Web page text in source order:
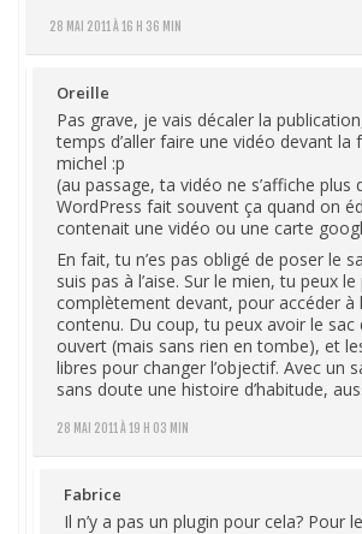
28 MAI 2011 À 16 H 36 MIN
Oreille
28 MAI 2011 À 19 H 03 MIN
Pas grave, je vais décaler la
temps d’aller faire une vidéo devant la
michel :p
(au passage, ta vidéo ne s’affiche plus
WordPress fait souvent ça quand on
contenait une vidéo ou une carte
En fait, tu n’es pas obligé de poser le
suis pas à l’aise. Sur le mien, tu peux
complètement devant, pour accéder à
contenu. Du coup, tu peux avoir le sac
ouvert (mais sans rien en tombe), et
libres pour changer l’objectif. Avec un
sans doute une histoire d’habitude,
Fabrice
Il n’y a pas un plugin pour cela? Pour